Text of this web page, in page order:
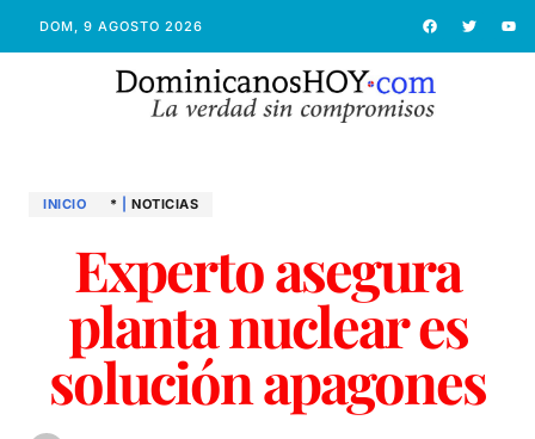
DOM, 9 AGOSTO 2026
INICIO * NOTICIAS
Experto asegura
planta nuclear es
solución apagones